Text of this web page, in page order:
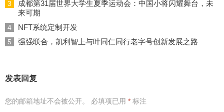
3
成都第31届世界大学生夏季运动会：中国小将闪耀舞台，未
来可期
4 NFT系统定制开发
5 强强联合，凯利智上与叶同仁同行老字号创新发展之路
发表回复
您的邮箱地址不会被公开。 必填项已用 * 标注